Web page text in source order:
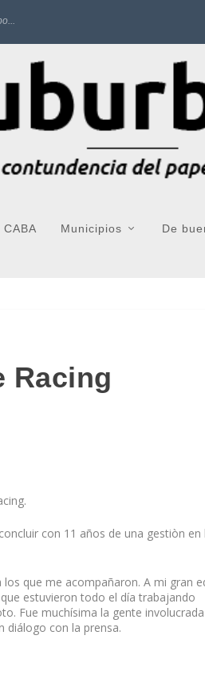
CABA Municipios De
Racing
con 11 años de una gestiòn en
que me acompañaron. A mi gran
estuvieron todo el día trabajando
Fue muchísima la gente
diálogo con la prensa.